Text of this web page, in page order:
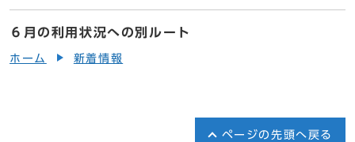
６月の利用状況への別ルート
ホーム 新着情報
ページの先頭へ戻る